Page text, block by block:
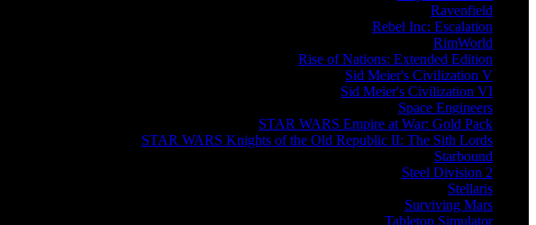
Ravenfield
Rebel Inc: Escalation
RimWorld
Rise of Nations: Extended Edition
Sid Meier's Civilization V
Sid Meier's Civilization VI
Space Engineers
STAR WARS Empire at War: Gold Pack
STAR WARS Knights of the Old Republic II: The Sith Lords
Starbound
Steel Division 2
Stellaris
Surviving Mars
Tabletop Simulator